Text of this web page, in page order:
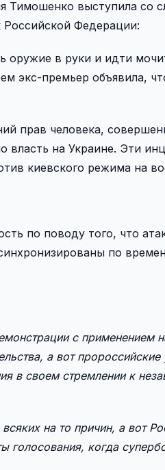
Тимошенко выступила со
Российской Федерации:
в руки и идти
экс-премьер объявила,
прав человека,
на Украине. Эти
киевского режима на
по поводу того, что
по
с применением
а вот
в своем стремлении к
на то причин, а вот
голосования, когда